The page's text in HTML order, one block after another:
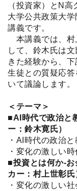
（投資家）とN
大学公共政策大
講義です。
本講義では、村
して、鈴木氏は
きた経験から、
生徒との質疑応
いて議論します。
＜テーマ＞
■AI時代で政治と
ー：鈴木寛氏）
・AI時代の政治
・変化の激しい
■投資とは何か-
カー：村上世彰氏
・変化の激しい